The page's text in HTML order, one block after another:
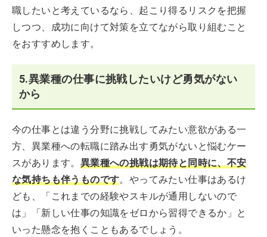
職したいと考えているなら、起こり得るリスクを把握
しつつ、成功に向けて対策を立てながら取り組むこと
をおすすめします。
5.異業種の仕事に挑戦したいけど勇気がない
から
今の仕事とは違う分野に挑戦してみたい意欲がある一
方、異業種への転職に踏み出す勇気がないと悩むケー
スがあります。 異業種への挑戦は期待と同時に、不安
な気持ちも伴うものです。やってみたい仕事はあるけ
ども、「これまでの経験やスキルが通用しないので
は」「新しい仕事の知識をゼロから習得できるか」と
いった懸念を抱くこともあるでしょう。